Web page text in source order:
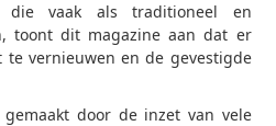
vaak als traditioneel en
toont dit magazine aan dat er
vernieuwen en de gevestigde
door de inzet van vele